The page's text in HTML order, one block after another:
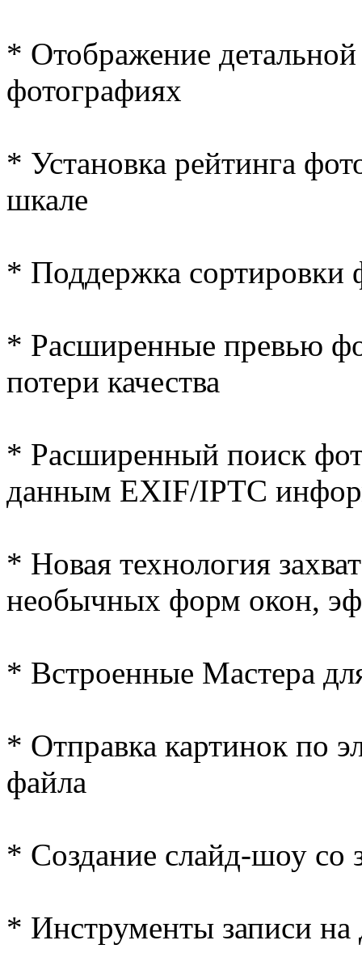
* Отображение
фотографиях
* Установка рейтинга
шкале
* Поддержка сортировки
* Расширенные превью
потери качества
* Расширенный поиск
данным EXIF/IPTC
* Новая технология
необычных форм окон,
* Встроенные Мастера
* Отправка картинок по
файла
* Создание слайд-шоу со
* Инструменты записи